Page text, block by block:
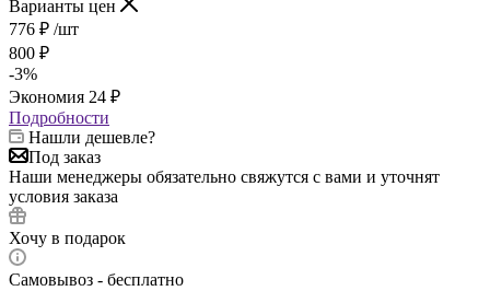
Варианты цен
776 ₽ /шт
800 ₽
-3%
Экономия 24 ₽
Подробности
Нашли дешевле?
Под заказ
Наши менеджеры обязательно свяжутся с вами и уточнят
условия заказа
Хочу в подарок
Самовывоз - бесплатно